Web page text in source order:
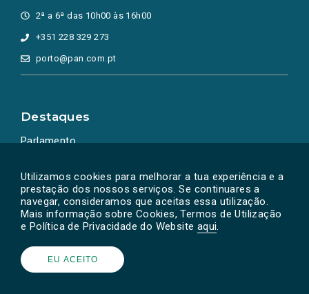
Utilizamos cookies para melhorar a tua experiência e a
prestação dos nossos serviços. Se continuares a
navegar, consideramos que aceitas essa utilização.
Mais informação sobre Cookies, Termos de Utilização
e Política de Privacidade do Website aqui.
EU ACEITO
2ª a 6ª das 10h00 às 16h00
+351 228 329 273
porto@pan.com.pt
Destaques
Parlamento
Powered by © PAN 2026